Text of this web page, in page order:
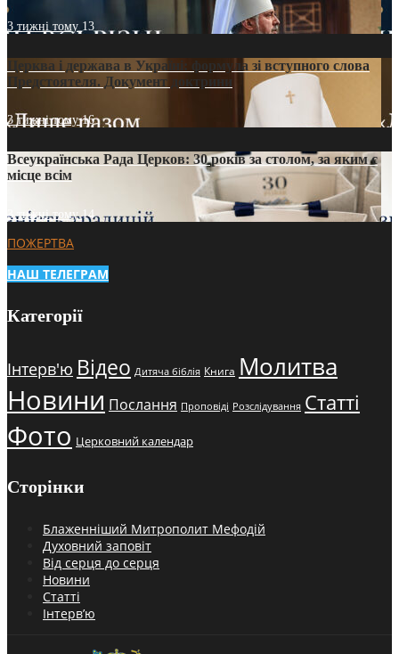
3 тижні тому 13
Церква і держава в Україні: формула зі вступного слова
Предстоятеля. Документ доктрини
3 тижні тому16
Всеукраїнська Рада Церков: 30 років за столом, за яким є
місце всім
3 тижні тому14
ПОЖЕРТВА
НАШ ТЕЛЕГРАМ
Категорії
Інтерв'ю Відео Дитяча біблія Книга Молитва
Новини Послання Проповіді Розслідування Статті
Фото Церковний календар
Сторінки
Блаженніший Митрополит Мефодій
Духовний заповіт
Від серця до серця
Новини
Статті
Інтерв’ю